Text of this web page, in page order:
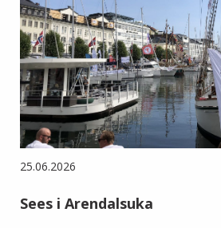
25.06.2026
Sees i Arendalsuka